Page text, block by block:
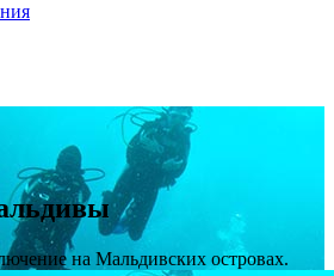
на Мальдивских островах.